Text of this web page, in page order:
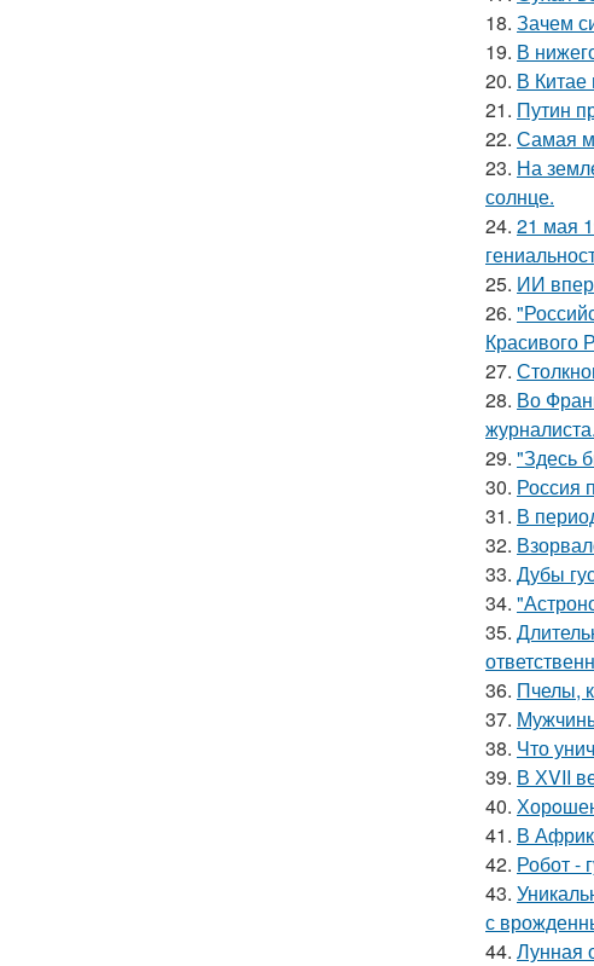
18. Зачем
19. В
20. В Китае
21. Путин
22. Самая
23. На
солнце.
24. 21 мая
25. ИИ
26.
Красивого
27.
28. Во
журналиста.
29. "Здесь
30. Россия
31. В
32.
33. Дубы
34.
35.
36. Пчелы,
37.
38. Что
39. В ХVII
40.
41. В
42. Робот -
43.
с
44. Лунная